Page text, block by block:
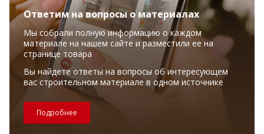
Ответим на вопросы о материалах
Мы собрали полную информацию о каждом
материале на нашем сайте и разместили ее на
странице товара
Вы найдете ответы на вопросы об интересующем
вас строительном материале в одном источнике
Подробнее